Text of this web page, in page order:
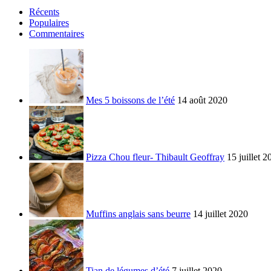
Récents
Populaires
Commentaires
Mes 5 boissons de l’été 14 août 2020
Pizza Chou fleur- Thibault Geoffray 15 juillet
Muffins anglais sans beurre 14 juillet 2020